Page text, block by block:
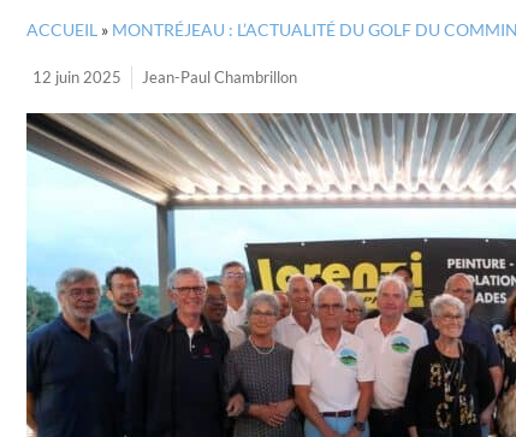
ACCUEIL » MONTRÉJEAU : L’ACTUALITÉ DU GOLF DU
12 juin 2025 Jean-Paul Chambrillon